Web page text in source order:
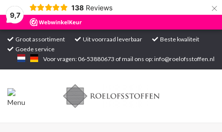
9,7
138 Reviews ×
Groot assortiment Uit voorraad leverbaar
Beste kwaliteit
Goede service
Voor vragen: 06-53880673 of mail ons op:info@roelofsstoffen.nl
Home